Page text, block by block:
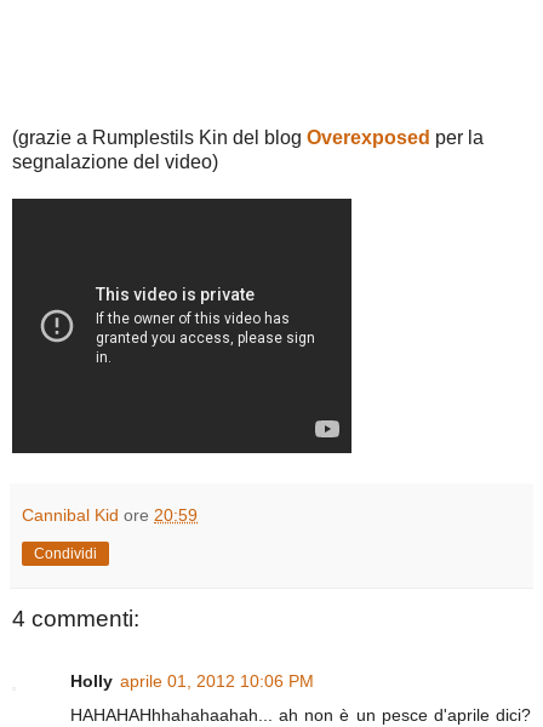
(grazie a Rumplestils Kin del blog Overexposed per la
segnalazione del video)
Cannibal Kid ore 20:59
Condividi
4 commenti:
Holly aprile 01, 2012 10:06 PM
HAHAHAHhhahahaahah... ah non è un pesce d'aprile dici?